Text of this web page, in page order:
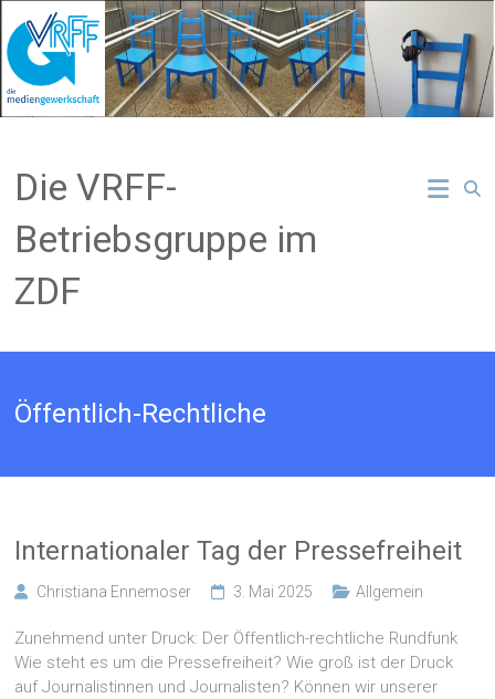
Inhalt
springen
Die VRFF-
Betriebsgruppe im
ZDF
Öffentlich-Rechtliche
Internationaler Tag der Pressefreiheit
Christiana Ennemoser 3. Mai 2025 Allgemein
Zunehmend unter Druck: Der Öffentlich-rechtliche Rundfunk
Wie steht es um die Pressefreiheit? Wie groß ist der Druck
auf Journalistinnen und Journalisten? Können wir unserer